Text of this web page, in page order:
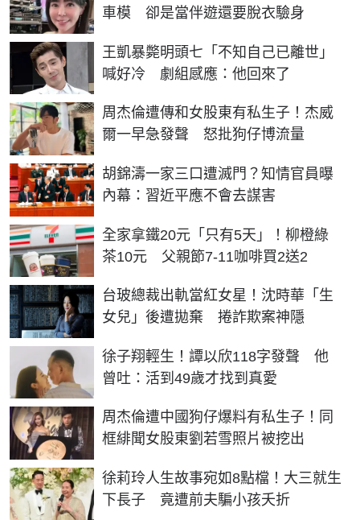
車模 卻是當伴遊還要脫衣驗身
王凱暴斃明頭七「不知自己已離世」
喊好冷 劇組感應：他回來了
周杰倫遭傳和女股東有私生子！杰威
爾一早急發聲 怒批狗仔博流量
胡錦濤一家三口遭滅門？知情官員曝
內幕：習近平應不會去謀害
全家拿鐵20元「只有5天」！柳橙綠
茶10元 父親節7-11咖啡買2送2
台玻總裁出軌當紅女星！沈時華「生
女兒」後遭拋棄 捲詐欺案神隱
徐子翔輕生！譚以欣118字發聲 他
曾吐：活到49歲才找到真愛
周杰倫遭中國狗仔爆料有私生子！同
框緋聞女股東劉若雪照片被挖出
徐莉玲人生故事宛如8點檔！大三就生
下長子 竟遭前夫騙小孩夭折